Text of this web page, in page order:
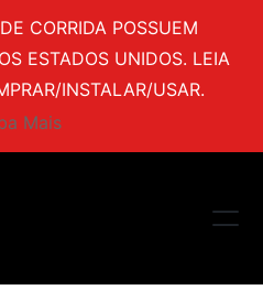
CORRIDA POSSUEM
ESTADOS UNIDOS. LEIA
INSTALAR/USAR.
Mais